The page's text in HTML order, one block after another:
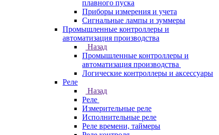
плавного пуска
Приборы измерения и учета
Сигнальные лампы и зуммеры
Промышленные контроллеры и
автоматизация производства
Назад
Промышленные контроллеры и
автоматизация производства
Логические контроллеры и аксессуары
Реле
Назад
Реле
Измерительные реле
Исполнительные реле
Реле времени, таймеры